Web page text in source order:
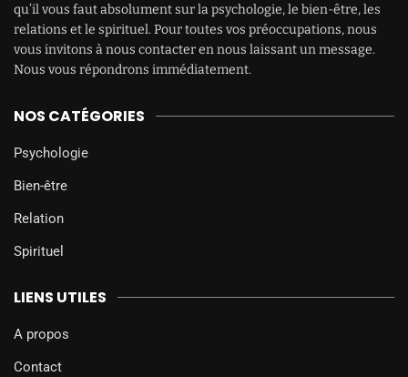
qu’il vous faut absolument sur la psychologie, le bien-être, les
relations et le spirituel. Pour toutes vos préoccupations, nous
vous invitons à nous contacter en nous laissant un message.
Nous vous répondrons immédiatement.
NOS CATÉGORIES
Psychologie
Bien-être
Relation
Spirituel
LIENS UTILES
A propos
Contact